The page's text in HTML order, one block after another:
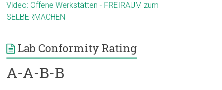
Video: Offene Werkstätten - FREIRAUM zum
SELBERMACHEN
Lab Conformity Rating
A-A-B-B